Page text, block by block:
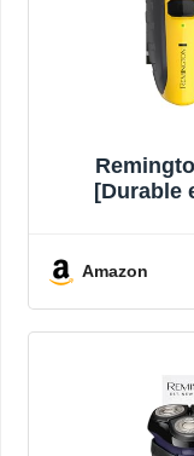
[Durable
jrs, charge
Amazon